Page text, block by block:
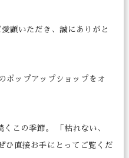
顧いただき、誠にありがと
ポップアップショップをオ
この季節。 「枯れない、
直接お手にとってご覧くだ